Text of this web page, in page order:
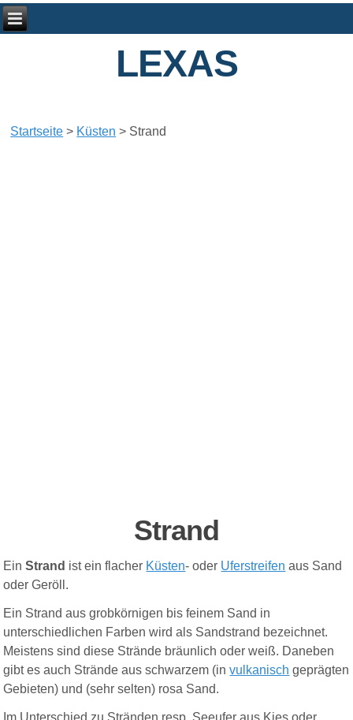
LEXAS
Startseite > Küsten > Strand
Strand
EinStrand ist ein flacher Küsten- oder Uferstreifen aus Sand
oder Geröll.
Ein Strand aus grobkörnigen bis feinem Sand in
unterschiedlichen Farben wird als Sandstrand bezeichnet.
Meistens sind diese Strände bräunlich oder weiß. Daneben
gibt es auch Strände aus schwarzem (invulkanisch geprägten
Gebieten) und (sehr selten) rosa Sand.